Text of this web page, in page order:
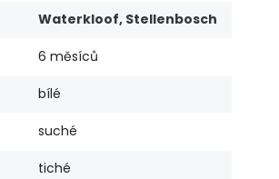
Waterkloof, Stellenbosch
6 měsíců
bílé
suché
tiché